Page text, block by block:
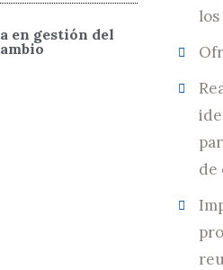
en gestión del
de